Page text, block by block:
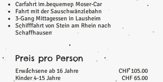
Carfahrt im bequemen Moser-Car
Fahrt mit der Sauschwänzlebahn
3-Gang Mittagessen in Lausheim
Schifffahrt von Stein am Rhein nach
Schaffhausen
Preis pro Person
Erwachsene ab 16 Jahre
Kinder 4-15 Jahre
CHF 105.00
CHF 65.00